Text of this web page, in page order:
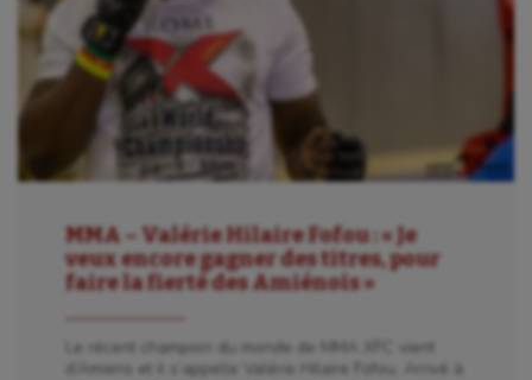
MMA – Valérie Hilaire Fofou : « Je
veux encore gagner des titres, pour
faire la fierté des Amiénois »
Le récent champion du monde de MMA XFC vient
d’Amiens et il s’appelle Valérie Hilaire Fofou. Arrivé à